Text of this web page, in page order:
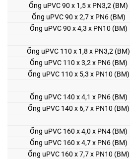
Ống uPVC 90 x 1,5 x PN3,2 (BM)
Ống uPVC 90 x 2,7 x PN6 (BM)
Ống uPVC 90 x 4,3 x PN10 (BM)
Ống uPVC 110 x 1,8 x PN3,2 (BM)
Ống uPVC 110 x 3,2 x PN6 (BM)
Ống uPVC 110 x 5,3 x PN10 (BM)
Ống uPVC 140 x 4,1 x PN6 (BM)
Ống uPVC 140 x 6,7 x PN10 (BM)
Ống uPVC 160 x 4,0 x PN4 (BM)
Ống uPVC 160 x 4,7 x PN6 (BM)
Ống uPVC 160 x 7,7 x PN10 (BM)